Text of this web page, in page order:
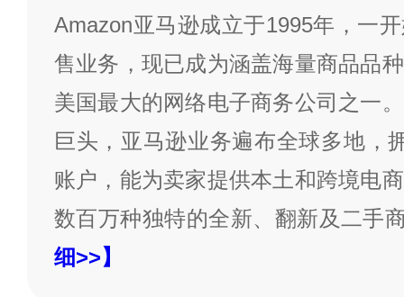
Amazon亚马逊成立于1995年，一
售业务，现已成为涵盖海量商品品
美国最大的网络电子商务公司之一
巨头，亚马逊业务遍布全球多地，
账户，能为卖家提供本土和跨境电
数百万种独特的全新、翻新及二手
细>>】